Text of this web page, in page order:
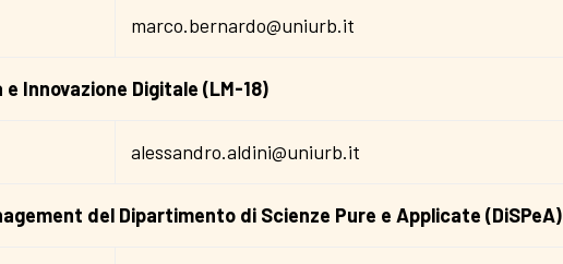
marco.bernardo@uniurb.it
Innovazione Digitale (LM-18)
alessandro.aldini@uniurb.it
del Dipartimento di Scienze Pure e Applicate (DiSPeA)